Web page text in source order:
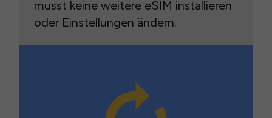
musst keine weitere eSIM installieren
oder Einstellungen ändern.